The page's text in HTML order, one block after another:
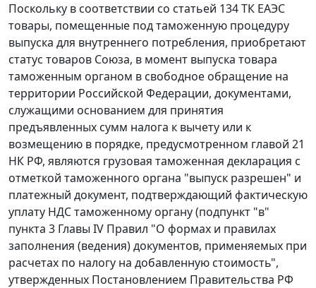
Поскольку в соответствии со статьей 134 ТК ЕАЭС
товары, помещенные под таможенную процедуру
выпуска для внутреннего потребления, приобретают
статус товаров Союза, в момент выпуска товара
таможенным органом в свободное обращение на
территории Российской Федерации, документами,
служащими основанием для принятия
предъявленных сумм налога к вычету или к
возмещению в порядке, предусмотренном главой 21
НК РФ, являются грузовая таможенная декларация с
отметкой таможенного органа "выпуск разрешен" и
платежный документ, подтверждающий фактическую
уплату НДС таможенному органу (подпункт "в"
пункта 3 Главы IV Правил "О формах и правилах
заполнения (ведения) документов, применяемых при
расчетах по налогу на добавленную стоимость",
утвержденных Постановлением Правительства РФ